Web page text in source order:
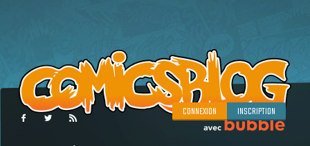
CONNEXION INSCRIPTION